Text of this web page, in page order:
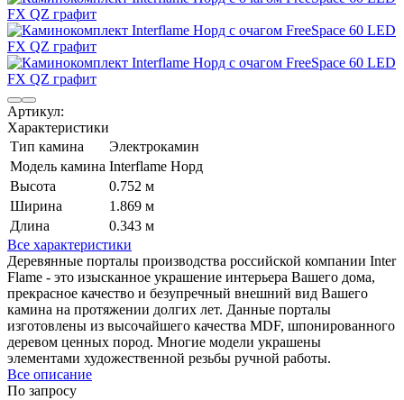
Артикул:
Характеристики
Тип камина
Электрокамин
Модель камина Interflame Норд
Высота
0.752 м
Ширина
1.869 м
Длина
0.343 м
Все характеристики
Деревянные порталы производства российской компании Inter
Flame - это изысканное украшение интерьера Вашего дома,
прекрасное качество и безупречный внешний вид Вашего
камина на протяжении долгих лет. Данные порталы
изготовлены из высочайшего качества MDF, шпонированного
деревом ценных пород. Многие модели украшены
элементами художественной резьбы ручной работы.
Все описание
По запросу